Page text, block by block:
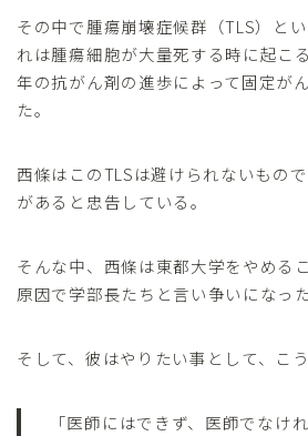
その中で腫瘍崩壊症候群（TLS）と
れは腫瘍細胞が大量死する時に起こ
年の抗がん剤の進歩によって固定が
た。
西條はこのTLSは避けられないもの
があると忠告している。
そんな中、西條は東都大学をやめる
原因で学部長たちと言い争いになっ
そして、彼はやりたい事として、こ
「医師にはできず、医師でなけ